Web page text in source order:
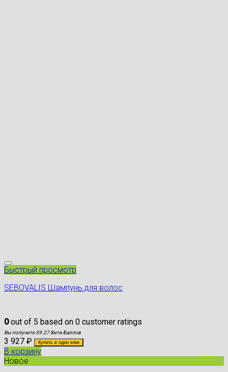
Быстрый просмотр
SEBOVALIS Шампунь для волос
0out of 5 based on 0 customer ratings
Вы получите 39.27 Вити Баллов
3 927 ₽ Купить в один клик
В корзину
Новое